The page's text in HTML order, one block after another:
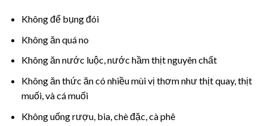
Không để bụng đói
Không ăn quá no
Không ăn nước luộc, nước hầm thịt nguyên chất
Không ăn thức ăn có nhiều mùi vị thơm như thịt quay, thịt
muối, và cá muối
Không uống rượu, bia, chè đặc, cà phê